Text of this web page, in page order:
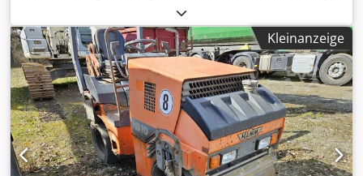
, Baujahr:
1.400 h, Hamm HD14 i VT Kombiwalze BJ 2021 1400 h 3795-
5250 kg 37,4 KW 2400-3320 kg Credpfx Aozmf Nzsg Esf
Kantenschneiderad Kabine mit Türen Sitzheizung 140cm
Arbeitsbreite
Kleinanzeige